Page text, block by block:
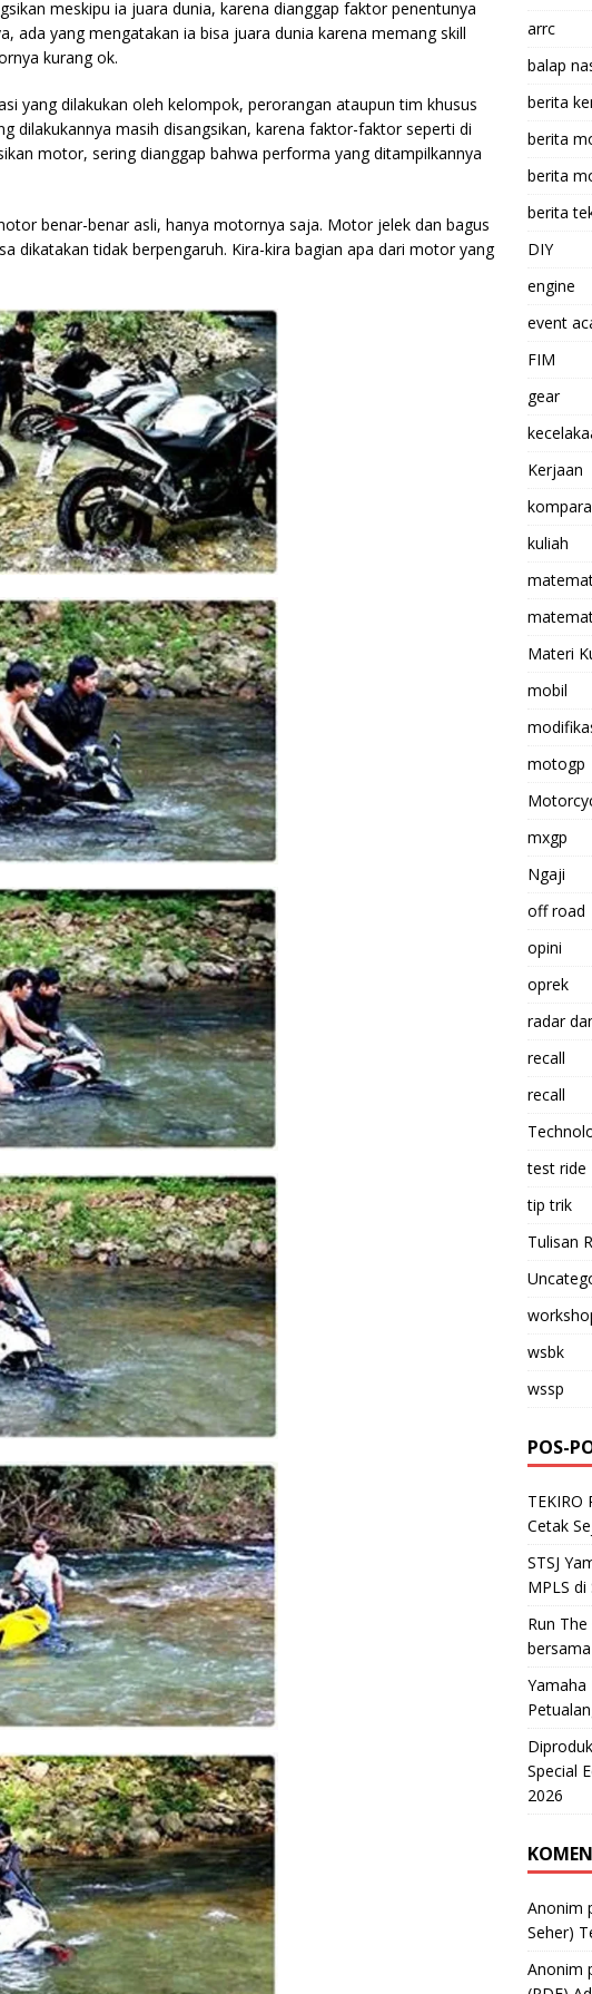
meskipu ia juara dunia, karena dianggap faktor penentunya
ada yang mengatakan ia bisa juara dunia karena memang skill
kurang ok.
yang dilakukan oleh kelompok, perorangan ataupun tim khusus
dilakukannya masih disangsikan, karena faktor-faktor seperti di
motor, sering dianggap bahwa performa yang ditampilkannya
benar-benar asli, hanya motornya saja. Motor jelek dan bagus
dikatakan tidak berpengaruh. Kira-kira bagian apa dari motor yang
arrc
balap
berita
berita
berita
berita
DIY
engine
event
FIM
gear
Kerjaan
kuliah
Materi
mobil
motogp
mxgp
Ngaji
off road
opini
oprek
radar
recall
recall
test ride
tip trik
Tulisan
wsbk
wssp
POS-
TEKIRO
Cetak
STSJ
MPLS
Run
Yamaha
Special
2026
Anonim
Seher)
Anonim